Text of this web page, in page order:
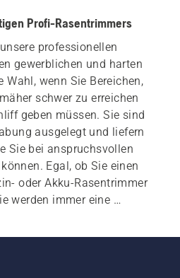
Profi-Rasentrimmers
professionellen
gewerblichen und harten
Wahl, wenn Sie Bereichen,
schwer zu erreichen
geben müssen. Sie sind
ausgelegt und liefern
Sie bei anspruchsvollen
Egal, ob Sie einen
oder Akku-Rasentrimmer
werden immer eine
können.